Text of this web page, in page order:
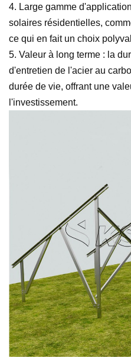
4. Large gamme
solaires résidentielles,
ce qui en fait un choix
5. Valeur à long terme : la
d'entretien de l'acier au
durée de vie, offrant une
l'investissement.